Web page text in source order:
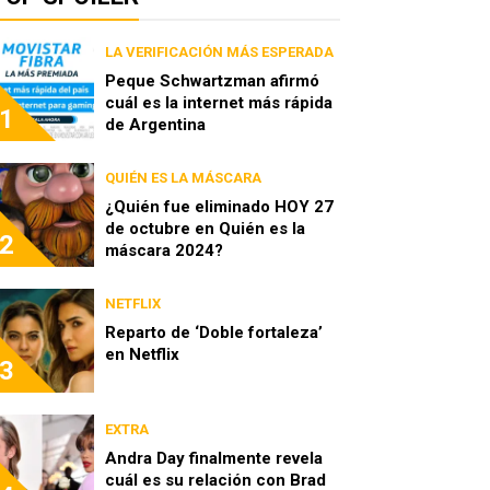
1
LA VERIFICACIÓN MÁS ESPERADA
Peque Schwartzman afirmó
cuál es la internet más rápida
de Argentina
2
QUIÉN ES LA MÁSCARA
¿Quién fue eliminado HOY 27
de octubre en Quién es la
máscara 2024?
3
NETFLIX
Reparto de ‘Doble fortaleza’
en Netflix
EXTRA
Andra Day finalmente revela
cuál es su relación con Brad